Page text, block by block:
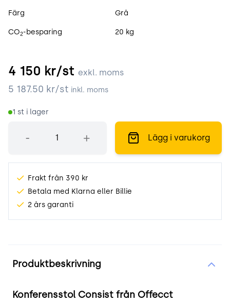
Färg Grå
CO2-besparing 20 kg
4 150 kr/st exkl. moms
5 187.50 kr/st inkl. moms
1 st i lager
- + Lägg i varukorg
Frakt från 390 kr
Betala med Klarna eller Billie
2 års garanti
Produktbeskrivning
Konferensstol Consist från Offecct